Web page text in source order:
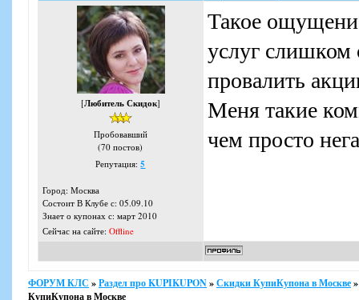
[Любитель Скидок]
Пробовавший
(70 постов)
Репутация:5
Город: Москва
Состоит В Клубе с: 05.09.10
Знает о купонах с: март 2010
Сейчас на сайте: Offline
Такое
услуг слишком
провалить
Меня такие
чем просто
ФОРУМ КЛС »Раздел про KUPIKUPON»Скидки КупиКупона в Москве»
КупиКупона в Москве